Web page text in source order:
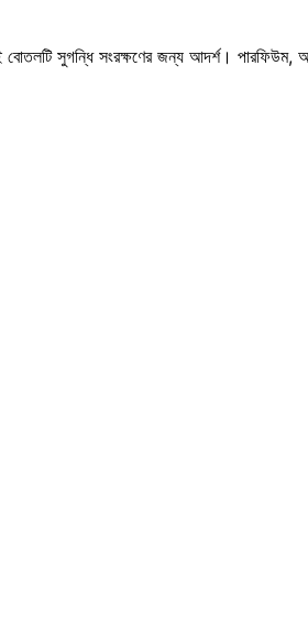
বোতলটি সুগন্ধি সংরক্ষণের জন্য আদর্শ।